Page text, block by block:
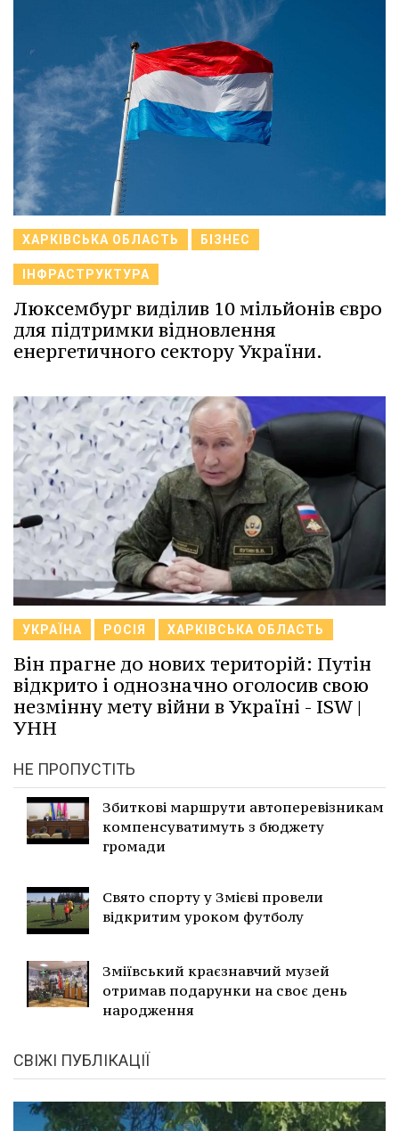
ХАРКІВСЬКА ОБЛАСТЬ БІЗНЕС
ІНФРАСТРУКТУРА
Люксембург виділив 10 мільйонів євро
для підтримки відновлення
енергетичного сектору України.
УКРАЇНА РОСІЯ ХАРКІВСЬКА ОБЛАСТЬ
Він прагне до нових територій: Путін
відкрито і однозначно оголосив свою
незмінну мету війни в Україні - ISW |
УНН
НЕ ПРОПУСТІТЬ
Збиткові маршрути автоперевізникам
компенсуватимуть з бюджету
громади
Свято спорту у Змієві провели
відкритим уроком футболу
Зміївський краєзнавчий музей
отримав подарунки на своє день
народження
СВІЖІ ПУБЛІКАЦІЇ